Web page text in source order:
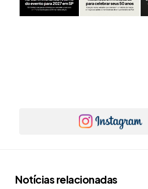
Notícias relacionadas